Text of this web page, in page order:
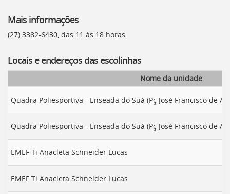
o
conteúdo
desta
[]
Ir
a
busca
para
o
início
[]
Mais informações
(27) 3382-6430, das 11 às 18 horas.
Locais e endereços das escolinhas
Nome da unidade
Quadra Poliesportiva - Enseada do Suá (Pç José Francisco de
Quadra Poliesportiva - Enseada do Suá (Pç José Francisco de
EMEF Ti Anacleta Schneider Lucas
EMEF Ti Anacleta Schneider Lucas